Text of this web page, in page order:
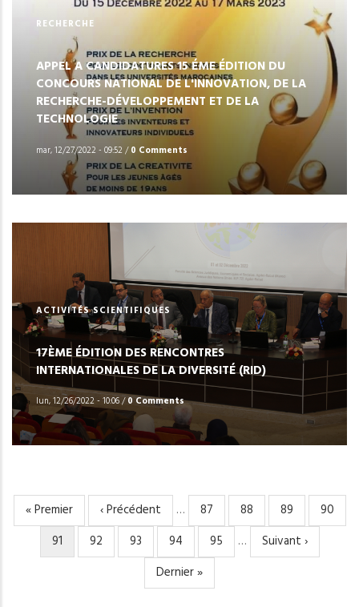
RECHERCHE
APPEL A CANDIDATURES 15 ÉME ÉDITION DU
CONCOURS NATIONAL DE L'INNOVATION, DE LA
RECHERCHE-DÉVELOPPEMENT ET DE LA
TECHNOLOGIE
mar, 12/27/2022 - 09:52 /0 Comments
ACTIVITÉS SCIENTIFIQUES
17ÈME ÉDITION DES RENCONTRES
INTERNATIONALES DE LA DIVERSITÉ (RID)
lun, 12/26/2022 - 10:06/0 Comments
PAGINATION
Première
page
« Premier
Page
précédente
‹ Précédent … Page
87 Page
88 Page
89 Page
90
Page
courante
91 Page
92 Page
93 Page
94 Page
95 …
Page
suivante
Suivant ›
Dernière
page
Dernier »